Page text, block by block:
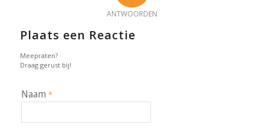
ANTWOORDEN
Plaats een Reactie
Meepraten?
Draag gerust bij!
Naam *